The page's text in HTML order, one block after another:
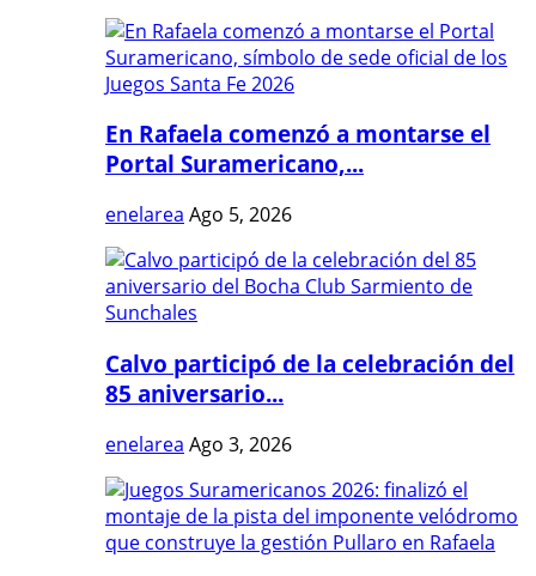
En Rafaela comenzó a montarse el
Portal Suramericano,...
enelarea Ago 5, 2026
Calvo participó de la celebración del
85 aniversario...
enelarea Ago 3, 2026